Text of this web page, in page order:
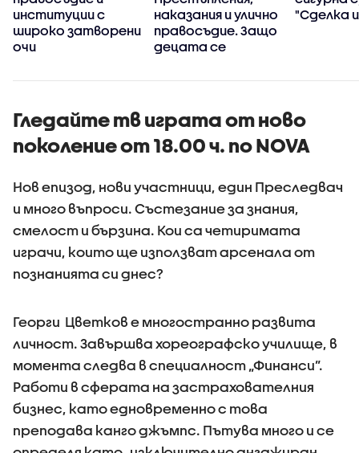
институции с
широко затворени
очи
наказания и улично
правосъдие. Защо
децата се
убийци?
"Сделка
Гледайте тв играта от ново
поколение от 18.00 ч. по NOVA
Нов епизод, нови участници, един Преследвач
и много въпроси. Състезание за знания,
смелост и бързина. Кои са четиримата
играчи, които ще използват арсенала от
познанията си днес?
Георги Цветков е многостранно развита
личност. Завършва хореографско училище, в
момента следва в специалност „Финанси”.
Работи в сферата на застрахователния
бизнес, като едновременно с това
преподава канго джъмпс. Пътува много и се